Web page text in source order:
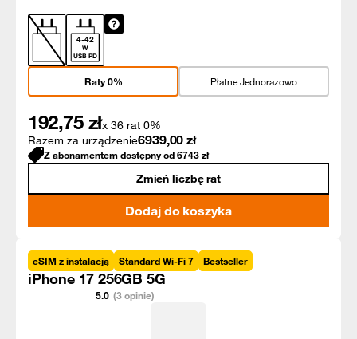
4-42
W
USB PD
Płatne Jednorazowo
Raty 0%
192,75 złx 36 rat 0%
Razem za urządzenie6939,00 zł
Z abonamentem dostępny od6743zł
Zmień liczbę rat
Dodaj do koszyka
eSIM z instalacją Standard Wi-Fi 7 Bestseller
iPhone 17 256GB 5G
5.0 (3 opinie)